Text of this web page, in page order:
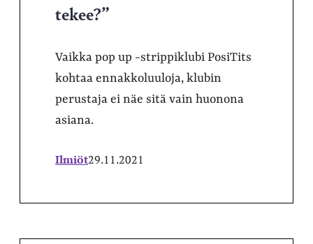
tekee?”
Vaikka pop up -strippiklubi PosiTits
kohtaa ennakkoluuloja, klubin
perustaja ei näe sitä vain huonona
asiana.
Ilmiöt29.11.2021